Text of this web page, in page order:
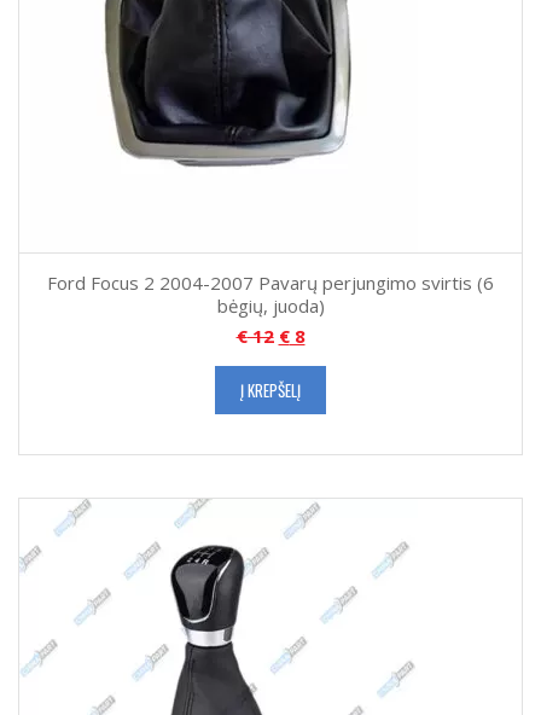
Ford Focus 2 2004-2007 Pavarų perjungimo svirtis (6
bėgių, juoda)
€12 €8
Į KREPŠELĮ